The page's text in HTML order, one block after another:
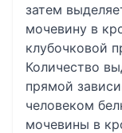
затем
мочевину в
клубочковой
Количество
прямой
человеком
мочевины в